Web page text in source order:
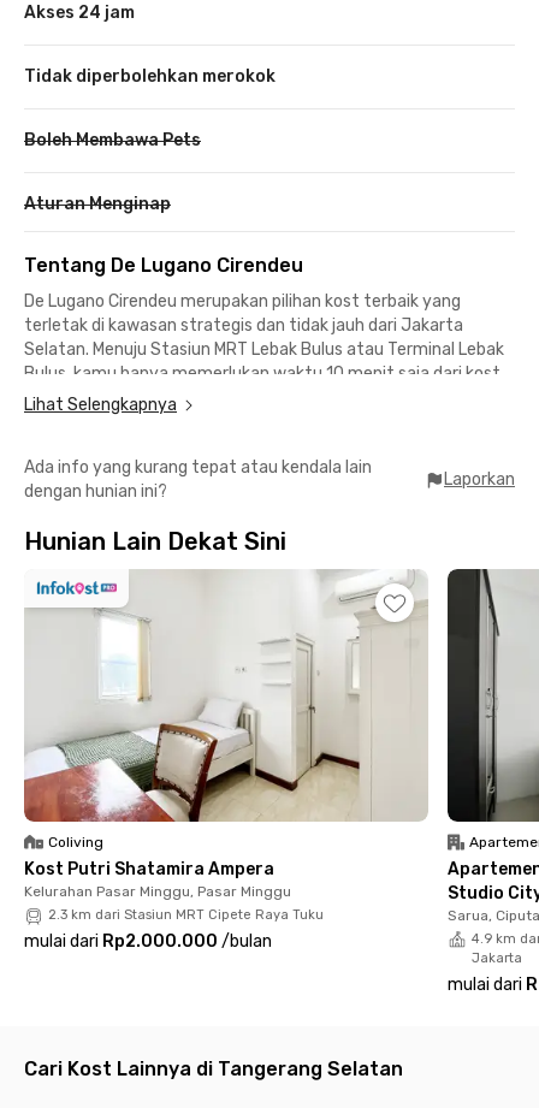
Akses 24 jam
Tidak diperbolehkan merokok
Boleh Membawa Pets
Aturan Menginap
Tentang De Lugano Cirendeu
De Lugano Cirendeu merupakan pilihan kost terbaik yang
terletak di kawasan strategis dan tidak jauh dari Jakarta
Selatan. Menuju Stasiun MRT Lebak Bulus atau Terminal Lebak
Bulus, kamu hanya memerlukan waktu 10 menit saja dari kost
Cirendeu ini.
Metropolitan Tower atau South Quarter, kamu hanya butuh
sekitar 15 menit perjalanan saja. De Lugano Cirendeu juga
Muhammadiyah Jakarta maupun UIN Syarif Hidayatullah
Jakarta yang bisa ditempuh kurang dari 15 menit.
Ngekost di De Lugano Cirendeu juga akan memudahkanmu
mencari tempat makan, nongkrong, maupun hiburan. Shabu
Hachi Lebak Bulus bisa ditempuh dalam 10 menit, Three Folks
Ice Cream and Coffee bisa ditempuh kurang dari 15 menit, dan
Pondok Indah Mall bisa ditempuh hanya dalam 20 menit saja.
Fasilitas di De Lugano Cirendeu juga pastinya lengkap banget
karena setiap kamarnya sudah full furnished dengan TV dan
kamar mandi dalam beserta water heater, shower, dan
wastafel. Ada juga fasilitas bersama seperti area parkir yang
bisa kamu gunakan jika membawa kendaraan pribadi.
Lihat Selengkapnya
Ada info yang kurang tepat atau kendala lain
dengan hunian ini?
Laporkan
Hunian Lain Dekat Sini
Coliving
Kost Putri Shatamira Ampera
Kelurahan Pasar Minggu, Pasar Minggu
2.3 km dari Stasiun MRT Cipete Raya Tuku
mulai dari Rp2.000.000 /bulan
Studio
Sarua,
4.9 km
Jakarta
mulai dari
Cari Kost Lainnya di Tangerang Selatan